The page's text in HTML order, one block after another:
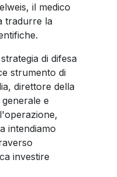
il medico
tradurre la
di difesa
strumento di
direttore della
e
intendiamo
investire